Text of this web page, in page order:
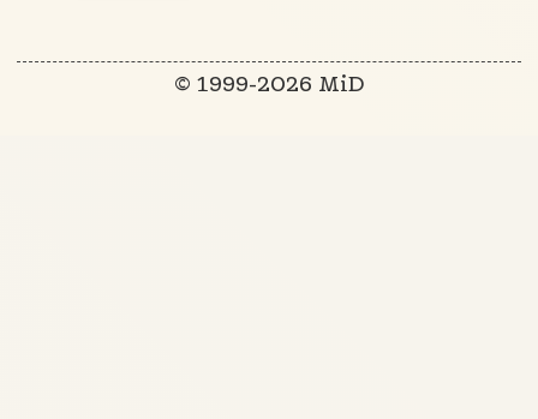
© 1999-2026 MiD